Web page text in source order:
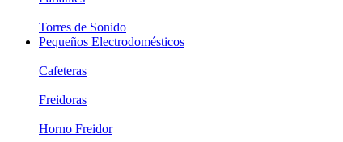
Torres de Sonido
Pequeños Electrodomésticos
Cafeteras
Freidoras
Horno Freidor